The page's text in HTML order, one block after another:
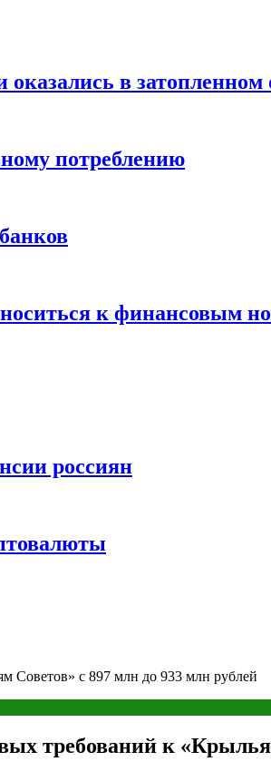
в затопленном
потреблению
к финансовым
россиян
Советов» с 897 млн до 933 млн рублей
требований к